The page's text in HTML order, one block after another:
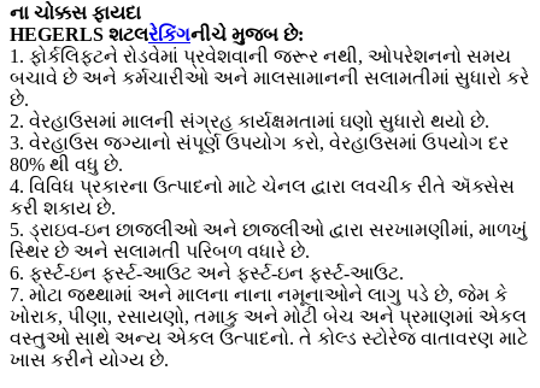
ના ચોક્કસ ફાયદા
HEGERLS શટલરેકિંગનીચે મુજબ છે:
1. ફોર્કલિફ્ટને રોડવેમાં પ્રવેશવાની જરૂર નથી, ઓપરેશનનો સમય
બચાવે છે અને કર્મચારીઓ અને માલસામાનની સલામતીમાં સુધારો કરે
છે.
2. વેરહાઉસમાં માલની સંગ્રહ કાર્યક્ષમતામાં ઘણો સુધારો થયો છે.
3. વેરહાઉસ જગ્યાનો સંપૂર્ણ ઉપયોગ કરો, વેરહાઉસમાં ઉપયોગ દર
80% થી વધુ છે.
4. વિવિધ પ્રકારના ઉત્પાદનો માટે ચેનલ દ્વારા લવચીક રીતે ઍક્સેસ
કરી શકાય છે.
5. ડ્રાઇવ-ઇન છાજલીઓ અને છાજલીઓ દ્વારા સરખામણીમાં, માળખું
સ્થિર છે અને સલામતી પરિબળ વધારે છે.
6. ફર્સ્ટ-ઇન ફર્સ્ટ-આઉટ અને ફર્સ્ટ-ઇન ફર્સ્ટ-આઉટ.
7. મોટા જથ્થામાં અને માલના નાના નમૂનાઓને લાગુ પડે છે, જેમ કે
ખોરાક, પીણા, રસાયણો, તમાકુ અને મોટી બેચ અને પ્રમાણમાં એકલ
વસ્તુઓ સાથે અન્ય એકલ ઉત્પાદનો. તે કોલ્ડ સ્ટોરેજ વાતાવરણ માટે
ખાસ કરીને યોગ્ય છે.